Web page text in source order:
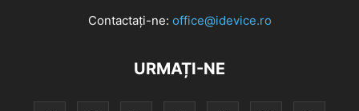
Contactați-ne: office@idevice.ro
URMAȚI-NE